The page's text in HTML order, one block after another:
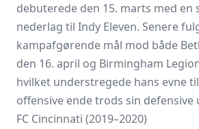
debuterede den 15. marts med en
nederlag til Indy Eleven. Senere
kampafgørende mål mod både
den 16. april og Birmingham
hvilket understregede hans evne
offensive ende trods sin
FC Cincinnati (2019–2020)